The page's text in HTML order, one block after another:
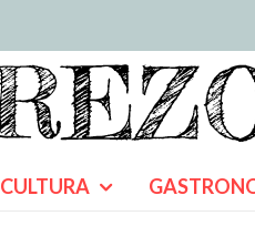
CULTURA